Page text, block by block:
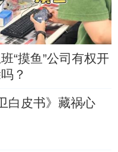
班“摸鱼”公司有权开
？
白皮书》藏祸心